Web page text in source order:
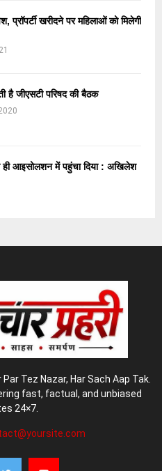
प्रॉपर्टी खरीदने पर महिलाओं को मिलेगी
है जीएसटी परिषद की बैठक
ही आइसोलशन में पहुंचा दिया : अखिलेश
Tez Nazar, Har Sach Aap Tak.
fast, factual, and unbiased
24×7.